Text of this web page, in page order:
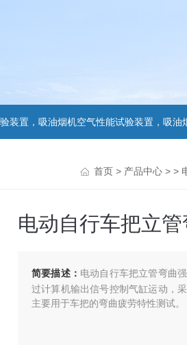
路试验机,电池重物冲击试验机,电池自由跌落试验机,电池燃烧试验机,电池洗涤试验机,电池挤压试
首页 > 产品中心 > >
电动自行车把立
简要描述： 电动自行车把立管弯曲
过计算机输出信号控制气缸运动，
主要用于车把的弯曲疲劳特性测试。